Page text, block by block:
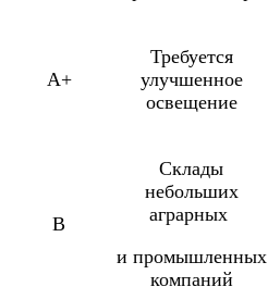
A+
Требуется
улучшенное
освещение
B
Склады
небольших
аграрных
и промышленных
компаний